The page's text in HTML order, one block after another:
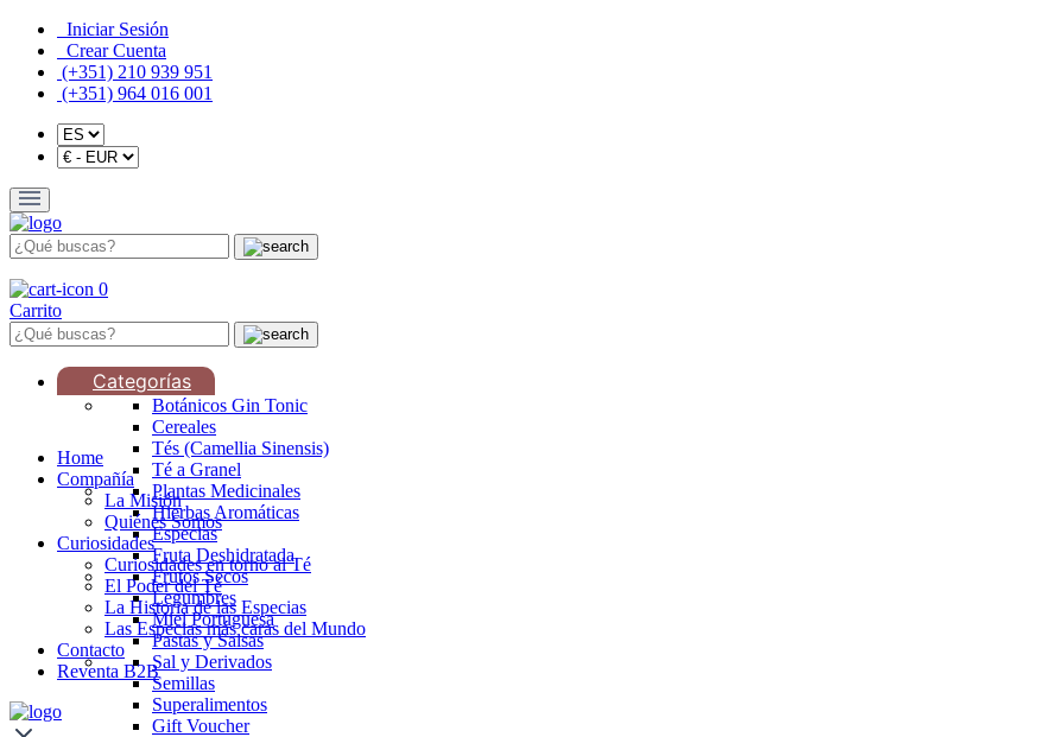
Iniciar Sesión
Crear Cuenta
(+351) 210 939 951
(+351) 964 016 001
0
Carrito
Categorías
Botánicos Gin Tonic
Cereales
Tés (Camellia Sinensis)
Té a Granel
Plantas Medicinales
Hierbas Aromáticas
Especias
Fruta Deshidratada
Frutos Secos
Legumbres
Miel Portuguesa
Pastas y Salsas
Sal y Derivados
Semillas
Superalimentos
Gift Voucher
Home
Compañía
La Misión
Quiénes Somos
Curiosidades
Curiosidades en torno al Té
El Poder del Té
La Historia de las Especias
Las Especias más caras del Mundo
Contacto
Reventa B2B